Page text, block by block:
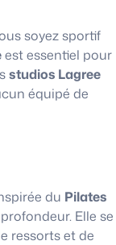
soyez sportif
est essentiel pour
studios Lagree
équipé de
du Pilates
Elle se
ressorts et de